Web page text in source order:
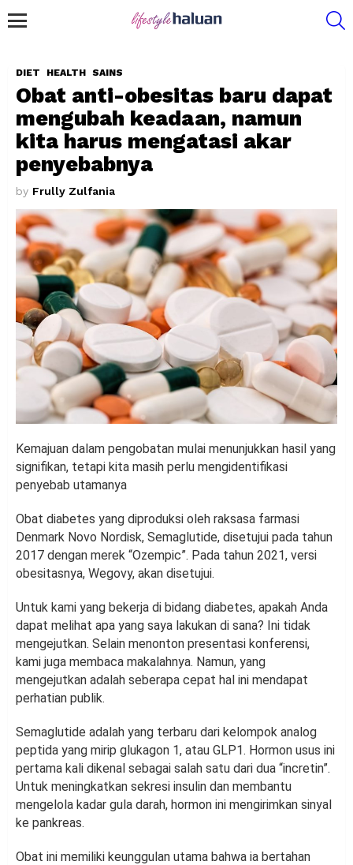
DIET HEALTH SAINS
Obat anti-obesitas baru dapat
mengubah keadaan, namun
kita harus mengatasi akar
penyebabnya
by Frully Zulfania
Kemajuan dalam pengobatan mulai menunjukkan hasil yang
signifikan, tetapi kita masih perlu mengidentifikasi
penyebab utamanya
Obat diabetes yang diproduksi oleh raksasa farmasi
Denmark Novo Nordisk, Semaglutide, disetujui pada tahun
2017 dengan merek “Ozempic”. Pada tahun 2021, versi
obesitasnya, Wegovy, akan disetujui.
Untuk kami yang bekerja di bidang diabetes, apakah Anda
dapat melihat apa yang saya lakukan di sana? Ini tidak
mengejutkan. Selain menonton presentasi konferensi,
kami juga membaca makalahnya. Namun, yang
mengejutkan adalah seberapa cepat hal ini mendapat
perhatian publik.
Semaglutide adalah yang terbaru dari kelompok analog
peptida yang mirip glukagon 1, atau GLP1. Hormon usus ini
pertama kali dikenal sebagai salah satu dari dua “incretin”.
Untuk meningkatkan sekresi insulin dan membantu
mengelola kadar gula darah, hormon ini mengirimkan sinyal
ke pankreas.
Obat ini memiliki keunggulan utama bahwa ia bertahan